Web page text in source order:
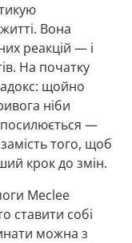
Вона
реакцій — і
На початку
щойно
ніби
—
того, щоб
крок до змін.
Meclee
ставити собі
можна з